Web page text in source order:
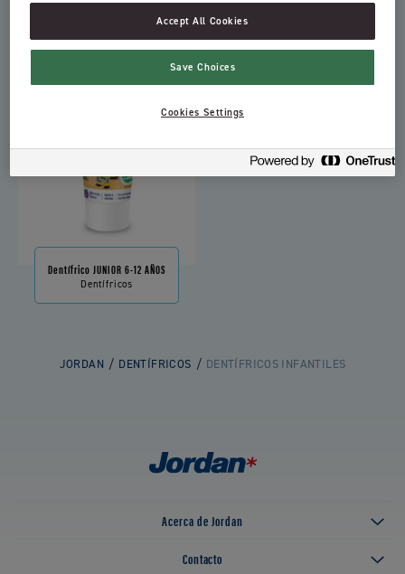
Dentífricos infantiles
Dentífrico JUNIOR 6-12 AÑOS
Dentífricos
JORDAN DENTÍFRICOS DENTÍFRICOS INFANTILES
Acerca de Jordan
Contacto
Accept All Cookies
Save Choices
Cookies Settings